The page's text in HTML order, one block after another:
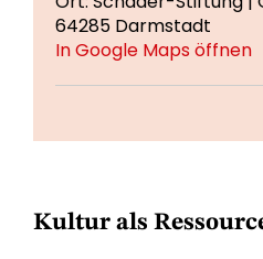
64285 Darmstadt
In Google Maps öffnen
Kultur als